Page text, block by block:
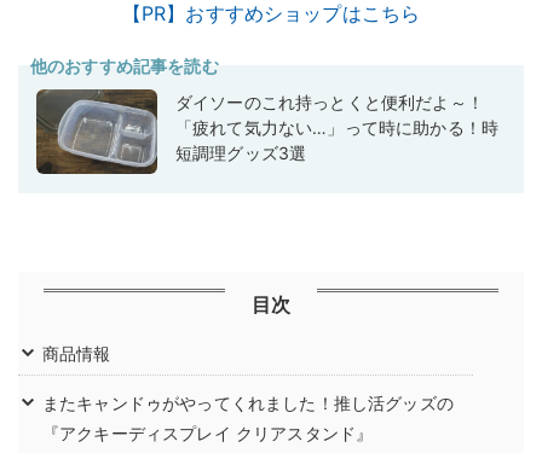
【PR】おすすめショップはこちら
他のおすすめ記事を読む
ダイソーのこれ持っとくと便利だよ～！
「疲れて気力ない…」って時に助かる！時
短調理グッズ3選
目次
商品情報
またキャンドゥがやってくれました！推し活グッズの
『アクキーディスプレイ クリアスタンド』